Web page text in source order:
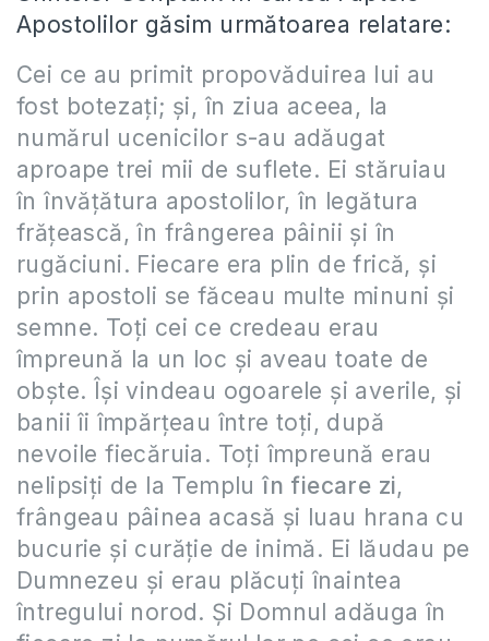
Apostolilor găsim următoarea relatare:
Cei ce au primit propovăduirea lui au
fost botezaţi; şi, în ziua aceea, la
numărul ucenicilor s-au adăugat
aproape trei mii de suflete. Ei stăruiau
în învăţătura apostolilor, în legătura
frăţească, în frângerea pâinii şi în
rugăciuni. Fiecare era plin de frică, şi
prin apostoli se făceau multe minuni şi
semne. Toţi cei ce credeau erau
împreună la un loc şi aveau toate de
obşte. Îşi vindeau ogoarele şi averile, şi
banii îi împărţeau între toţi, după
nevoile fiecăruia. Toţi împreună erau
nelipsiţi de la Templuîn fiecare zi,
frângeau pâinea acasă şi luau hrana cu
bucurie şi curăţie de inimă. Ei lăudau pe
Dumnezeu şi erau plăcuţi înaintea
întregului norod. Şi Domnul adăuga în